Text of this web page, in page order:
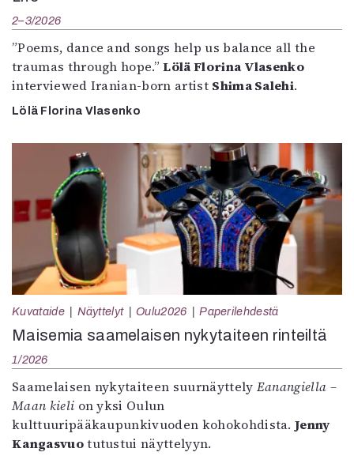
2–3/2026
”Poems, dance and songs help us balance all the
traumas through hope.”Lölä Florina Vlasenko
interviewed Iranian-born artist Shima Salehi.
Lölä Florina Vlasenko
Kuvataide Näyttelyt Oulu2026 Paperilehdestä
Maisemia saamelaisen nykytaiteen rinteiltä
1/2026
Saamelaisen nykytaiteen suurnäyttely Eanangiella –
Maan kieli on yksi Oulun
kulttuuripääkaupunkivuoden kohokohdista.Jenny
Kangasvuotutustui näyttelyyn.